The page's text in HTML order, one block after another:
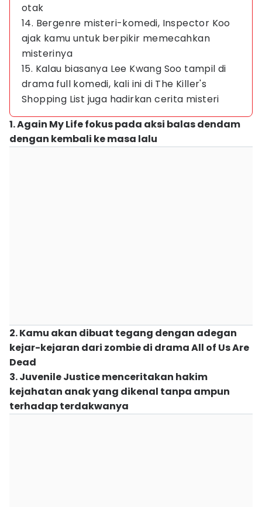
otak
14. Bergenre misteri-komedi, Inspector Koo
ajak kamu untuk berpikir memecahkan
misterinya
15. Kalau biasanya Lee Kwang Soo tampil di
drama full komedi, kali ini di The Killer's
Shopping List juga hadirkan cerita misteri
1. Again My Life fokus pada aksi balas dendam
dengan kembali ke masa lalu
2. Kamu akan dibuat tegang dengan adegan
kejar-kejaran dari zombie di drama All of Us Are
Dead
3. Juvenile Justice menceritakan hakim
kejahatan anak yang dikenal tanpa ampun
terhadap terdakwanya